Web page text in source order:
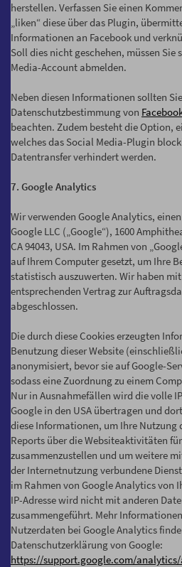
herstellen. Verfassen Sie einen
„liken“ diese über das Plugin,
Informationen an Facebook und
Soll dies nicht geschehen, müssen Sie
Media-Account abmelden.
Neben diesen Informationen sollten
Datenschutzbestimmung von
beachten. Zudem besteht die Option,
welches das Social Media-Plugin
Datentransfer verhindert werden.
7. Google Analytics
Wir verwenden Google Analytics,
Google LLC („Google“), 1600
CA 94043, USA. Im Rahmen von
auf Ihrem Computer gesetzt, um Ihre
statistisch auszuwerten. Wir haben
entsprechenden Vertrag zur
abgeschlossen.
Die durch diese Cookies erzeugten
Benutzung dieser Website
anonymisiert, bevor sie auf Google-
sodass eine Zuordnung zu einem
Nur in Ausnahmefällen wird die volle
Google in den USA übertragen und
diese Informationen, um Ihre Nutzung
Reports über die Websiteaktivitäten
zusammenzustellen und um weitere
der Internetnutzung verbundene
im Rahmen von Google Analytics von
IP-Adresse wird nicht mit anderen
zusammengeführt. Mehr
Nutzerdaten bei Google Analytics
Datenschutzerklärung von Google:
https://support.google.com/analytics/